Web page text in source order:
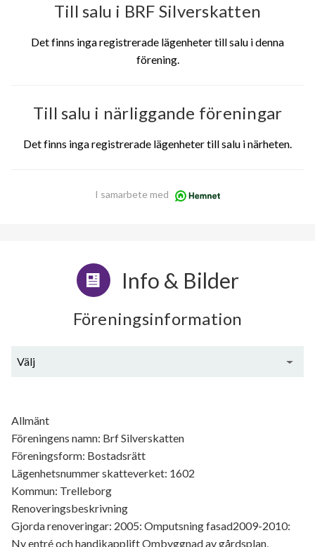
Till salu i BRF Silverskatten
Det finns inga registrerade lägenheter till salu i denna
förening.
Till salu i närliggande föreningar
Det finns inga registrerade lägenheter till salu i närheten.
I samarbete med
Info & Bilder
Föreningsinformation
Välj
Allmänt
Föreningens namn: Brf Silverskatten
Föreningsform: Bostadsrätt
Lägenhetsnummer skatteverket: 1602
Kommun: Trelleborg
Renoveringsbeskrivning
Gjorda renoveringar: 2005: Omputsning fasad2009-2010:
Ny entré och handikapplift Ombyggnad av gårdsplan,